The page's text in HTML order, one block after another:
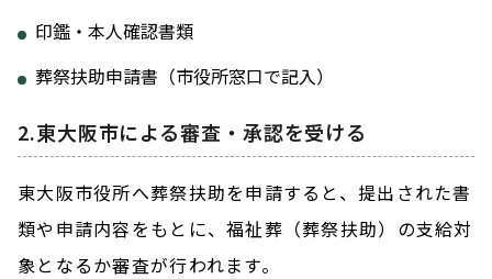
印鑑・本人確認書類
葬祭扶助申請書（市役所窓口で記入）
2.東大阪市による審査・承認を受ける
東大阪市役所へ葬祭扶助を申請すると、提出された書
類や申請内容をもとに、福祉葬（葬祭扶助）の支給対
象となるか審査が行われます。